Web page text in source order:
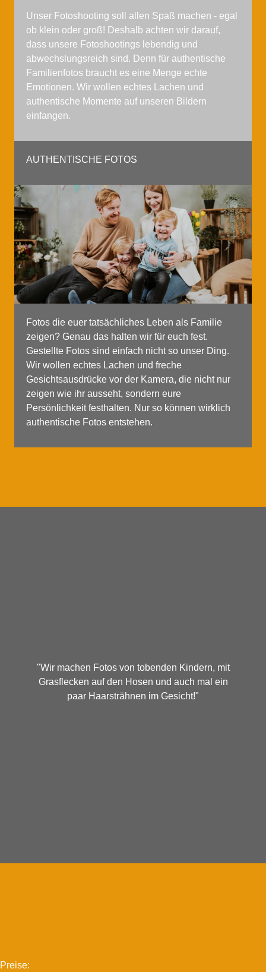
Unser Fotoshooting soll allen Spaß machen - egal
ob klein oder groß! Deshalb achten wir darauf,
dass unsere Fotoshootings lebendig und
abwechslungsreich sind. Denn für authentische
Familienfotos braucht es eine Menge echte
Emotionen. Wir wollen echtes Lachen und
authentische Momente auf unseren Bildern
einfangen.
AUTHENTISCHE FOTOS
Fotos die euer tatsächliches Leben als Familie
zeigen? Genau das halten wir für euch fest.
Gestellte Fotos sind einfach nicht so unser Ding.
Wir wollen echtes Lachen und freche
Gesichtsausdrücke vor der Kamera, die nicht nur
zeigen wie ihr ausseht, sondern eure
Persönlichkeit festhalten. Nur so können wirklich
authentische Fotos entstehen.
"Wir machen Fotos von tobenden Kindern, mit
Grasflecken auf den Hosen und auch mal ein
paar Haarsträhnen im Gesicht!"
Preise: